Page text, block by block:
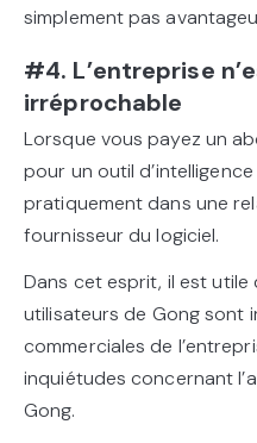
simplement pas
#4. L’entreprise
irréprochable
Lorsque vous payez un
pour un outil
pratiquement dans une
fournisseur du logiciel.
Dans cet esprit, il est
utilisateurs de Gong sont
commerciales de
inquiétudes concernant
Gong.